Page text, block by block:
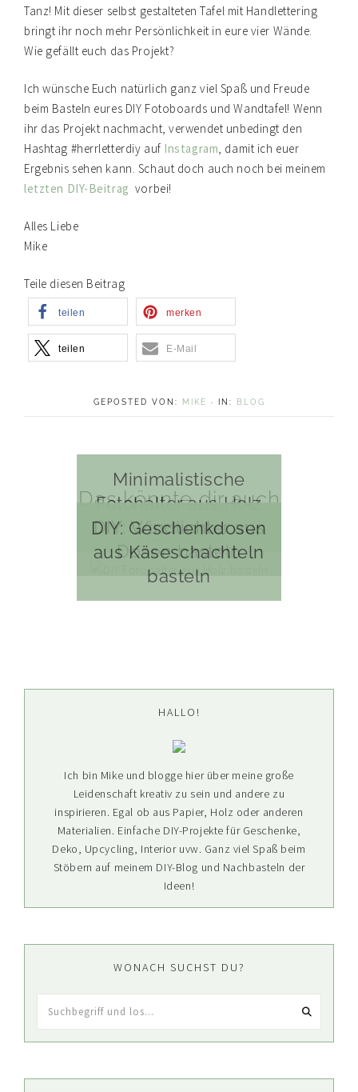
Tanz! Mit dieser selbst gestalteten Tafel mit Handlettering
bringt ihr noch mehr Persönlichkeit in eure vier Wände.
Wie gefällt euch das Projekt?
Ich wünsche Euch natürlich ganz viel Spaß und Freude
beim Basteln eures DIY Fotoboards und Wandtafel! Wenn
ihr das Projekt nachmacht, verwendet unbedingt den
Hashtag #herrletterdiy auf Instagram, damit ich euer
Ergebnis sehen kann. Schaut doch auch noch bei meinem
letzten DIY-Beitrag vorbei!
Alles Liebe
Mike
Teile diesen Beitrag
teilen merken
teilen E-Mail
GEPOSTED VON: MIKE · IN: BLOG
Das könnte dir auch
gefallen
Minimalistische
Fotohalter aus Holz
basteln
DIY: Windlichter aus
Dosen basteln
DIY: Geschenkdosen
aus Käseschachteln
basteln
Seitenspalte
HALLO!
Ich bin Mike und blogge hier über meine große
Leidenschaft kreativ zu sein und andere zu
inspirieren. Egal ob aus Papier, Holz oder anderen
Materialien. Einfache DIY-Projekte für Geschenke,
Deko, Upcycling, Interior uvw. Ganz viel Spaß beim
Stöbern auf meinem DIY-Blog und Nachbasteln der
Ideen!
WONACH SUCHST DU?
los...